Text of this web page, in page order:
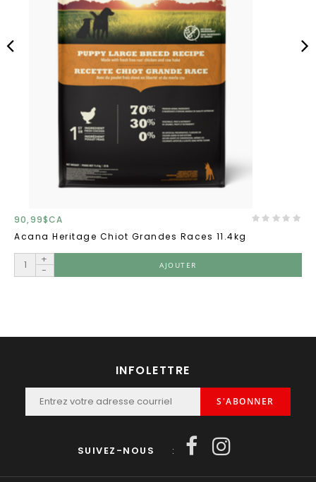
90,99$CA
Acana Heritage Chiot Grandes Races 11.4kg
+
-
AJOUTER
INFOLETTRE
S'ABONNER
SUIVEZ-NOUS :